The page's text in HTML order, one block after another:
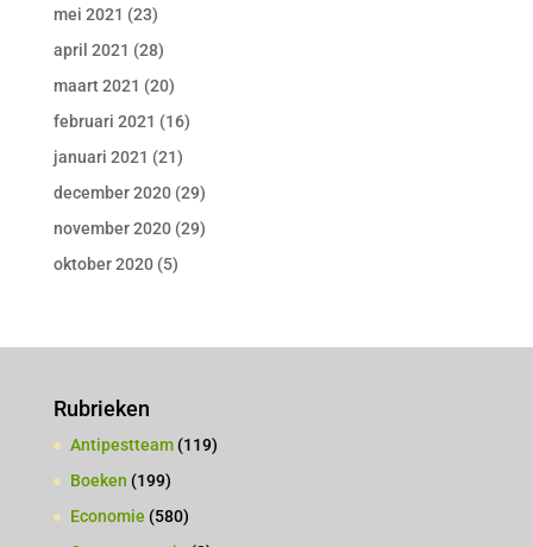
mei 2021 (23)
april 2021 (28)
maart 2021 (20)
februari 2021 (16)
januari 2021 (21)
december 2020(29)
november 2020(29)
oktober 2020(5)
Rubrieken
Antipestteam(119)
Boeken (199)
Economie (580)